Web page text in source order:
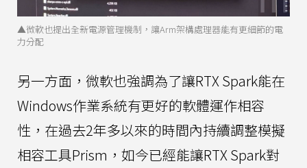
▲微軟也提出全新電源管理機制，讓Arm架構處理器能有更細節的電
力分配
另一方面，微軟也強調為了讓RTX Spark能在
Windows作業系統有更好的軟體運作相容
性，在過去2年多以來的時間內持續調整模擬
相容工具Prism，如今已經能讓RTX Spark對